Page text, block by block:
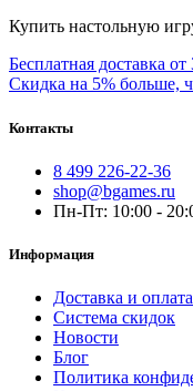
Купить настольную
Бесплатная доставка от
Скидка на 5% больше,
Контакты
8 499 226-22-36
shop@bgames.ru
Пн-Пт: 10:00 -
Информация
Доставка и оплата
Система скидок
Новости
Блог
Политика